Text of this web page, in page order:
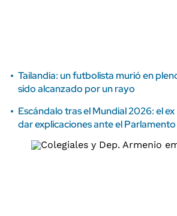
Tailandia: un futbolista murió en
sido alcanzado por un rayo
Escándalo tras el Mundial 2026: el
dar explicaciones ante el Parlamento